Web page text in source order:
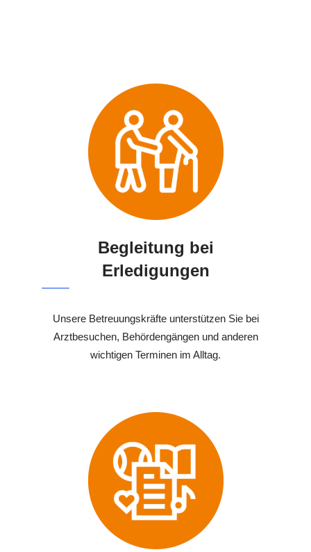
Begleitung bei
Erledigungen
Unsere Betreuungskräfte unterstützen Sie bei
Arztbesuchen, Behördengängen und anderen
wichtigen Terminen im Alltag.